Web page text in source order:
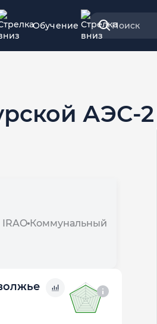
Обучение Поиск
АЭС-2
IRAO Коммунальный